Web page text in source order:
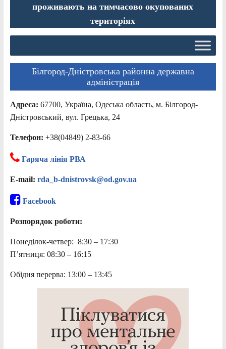
проживають на тимчасово окупованих
територіях
Білгород-Дністровська районна державна
адміністрація
Адреса: 67700, Україна, Одеська область, м. Білгород-
Дністровський, вул. Грецька, 24
Телефон: +38(04849) 2-83-66
Гаряча лінія РВА
E-mail: rda_b-dnistrovsk@od.gov.ua
Facebook
Розпорядок роботи:
Понеділок-четвер: 8:30 – 17:30
П’ятниця: 08:30 – 16:15
Обідня перерва: 13:00 – 13:45